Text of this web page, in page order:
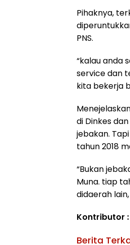
Pihaknya,
PNS.
“kalau anda
service dan
kita bekerja
di Dinkes
jebakan.
tahun 2018
“Bukan
Muna. tiap
didaerah
Kontributor
Berita